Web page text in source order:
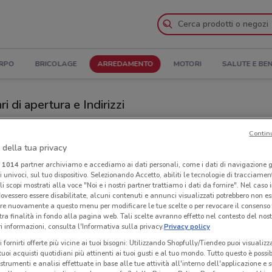
BRICOLAGE ARREDAMENTO MOTORI SALUTE E
di apertura e Indirizzi
Store
della tua privacy
1014partner archiviamo e accediamo ai dati personali, come i dati di navigazione
sul tuo dispositivo. Selezionando Accetto, abiliti le tecnologie di
scopi mostrati alla voce "Noi e i nostri partner trattiamo i dati da fornire". Nel caso
essere disabilitate, alcuni contenuti e annunci visualizzati potrebbero non
nuovamente a questo menu per modificare le tue scelte o per revocare il
finalità in fondo alla pagina web. Tali scelte avranno effetto nel contesto del
informazioni, consulta l'Informativa sulla privacy.Privacy policy
fornirti offerte più vicine ai tuoi bisogni: Utilizzando Shopfully/Tiendeo puoi
acquisti quotidiani più attinenti ai tuoi gusti e al tuo mondo. Tutto questo è
e analisi effettuate in base alle tue attività all'interno dell'applicazione e